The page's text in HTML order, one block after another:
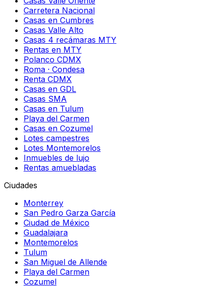
Carretera Nacional
Casas en Cumbres
Casas Valle Alto
Casas 4 recámaras MTY
Rentas en MTY
Polanco CDMX
Roma · Condesa
Renta CDMX
Casas en GDL
Casas SMA
Casas en Tulum
Playa del Carmen
Casas en Cozumel
Lotes campestres
Lotes Montemorelos
Inmuebles de lujo
Rentas amuebladas
Ciudades
Monterrey
San Pedro Garza García
Ciudad de México
Guadalajara
Montemorelos
Tulum
San Miguel de Allende
Playa del Carmen
Cozumel